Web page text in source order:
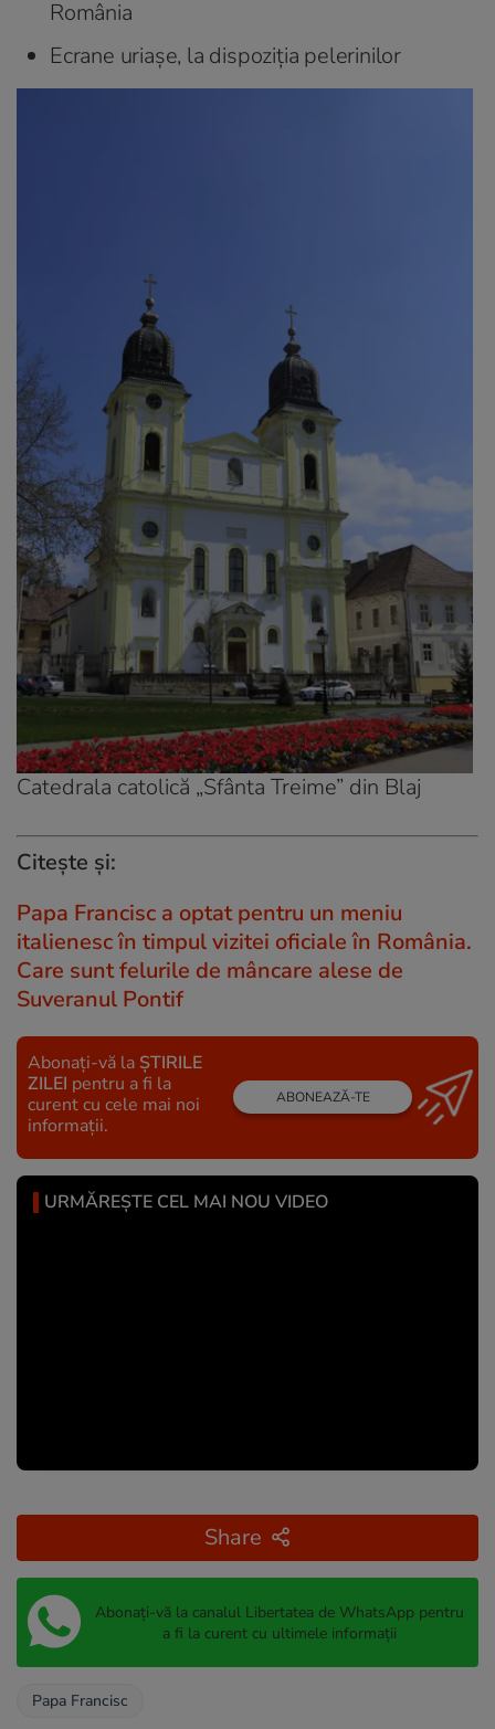
România
Ecrane uriașe, la dispoziția pelerinilor
Catedrala catolică „Sfânta Treime” din Blaj
Citește și:
Papa Francisc a optat pentru un meniu
italienesc în timpul vizitei oficiale în România.
Care sunt felurile de mâncare alese de
Suveranul Pontif
Abonați-vă la ȘTIRILE
ZILEI pentru a fi la
curent cu cele mai noi
informații.
ABONEAZĂ-TE
URMĂREȘTE CEL MAI NOU VIDEO
Share
Abonați-vă la canalul Libertatea de WhatsApp pentru
a fi la curent cu ultimele informații
Papa Francisc